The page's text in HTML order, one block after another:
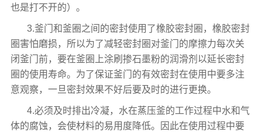
也是打不开的）。
3.釜门和釜圈之间的密封使用了橡胶密封圈，橡胶密封
圈害怕磨损，所以为了减轻密封圈对釜门的摩擦力每次关
闭釜门前，要在釜圈上涂刷掺石墨粉的润滑剂以延长密封
圈的使用寿命。为了保证釜门的有效密封在使用中要多注
意观察，一旦密封效果不好后要及时的进行更换。
4.必须及时排出冷凝，水在蒸压釜的工作过程中水和气
体的腐蚀，会使材料的易用度降低。因此在使用过程中要